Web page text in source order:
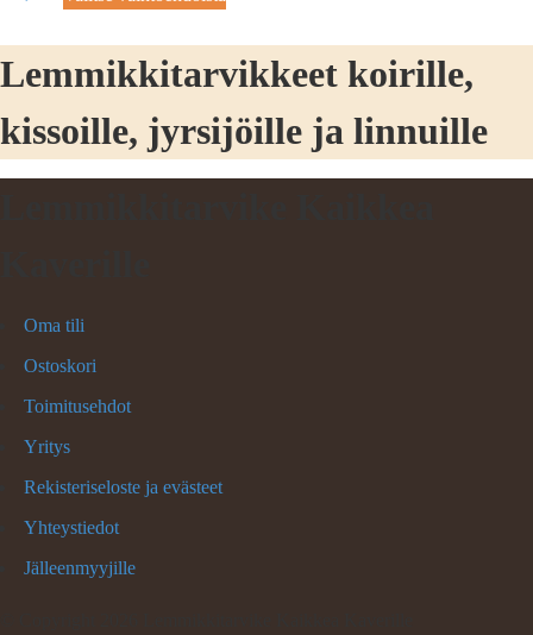
Lemmikkitarvikkeet koirille,
kissoille, jyrsijöille ja linnuille
Oma tili
Ostoskori
Toimitusehdot
Yritys
Rekisteriseloste ja evästeet
Yhteystiedot
Jälleenmyyjille